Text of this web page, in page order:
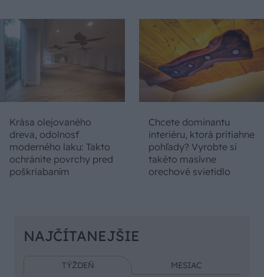
Krása olejovaného
dreva, odolnosť
moderného laku: Takto
ochránite povrchy pred
poškriabaním
Chcete dominantu
interiéru, ktorá pritiahne
pohľady? Vyrobte si
takéto masívne
orechové svietidlo
NAJČÍTANEJŠIE
TÝŽDEŇ MESIAC